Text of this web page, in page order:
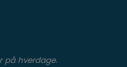
på hverdage.